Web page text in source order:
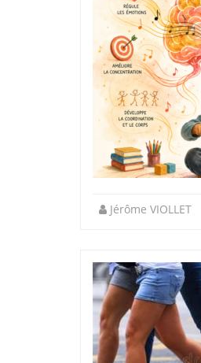
Jérôme VIOLLET